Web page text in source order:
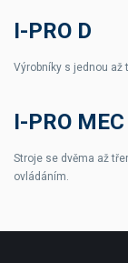
I-PRO D
Výrobníky s jednou
I-PRO
Stroje se dvěma až
ovládáním.